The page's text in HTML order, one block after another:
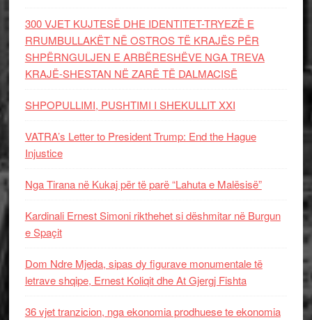
300 VJET KUJTESË DHE IDENTITET-TRYEZË E
RRUMBULLAKËT NË OSTROS TË KRAJËS PËR
SHPËRNGULJEN E ARBËRESHËVE NGA TREVA
KRAJË-SHESTAN NË ZARË TË DALMACISË
SHPOPULLIMI, PUSHTIMI I SHEKULLIT XXI
VATRA’s Letter to President Trump: End the Hague
Injustice
Nga Tirana në Kukaj për të parë “Lahuta e Malësisë”
Kardinali Ernest Simoni rikthehet si dëshmitar në Burgun
e Spaçit
Dom Ndre Mjeda, sipas dy figurave monumentale të
letrave shqipe, Ernest Koliqit dhe At Gjergj Fishta
36 vjet tranzicion, nga ekonomia prodhuese te ekonomia